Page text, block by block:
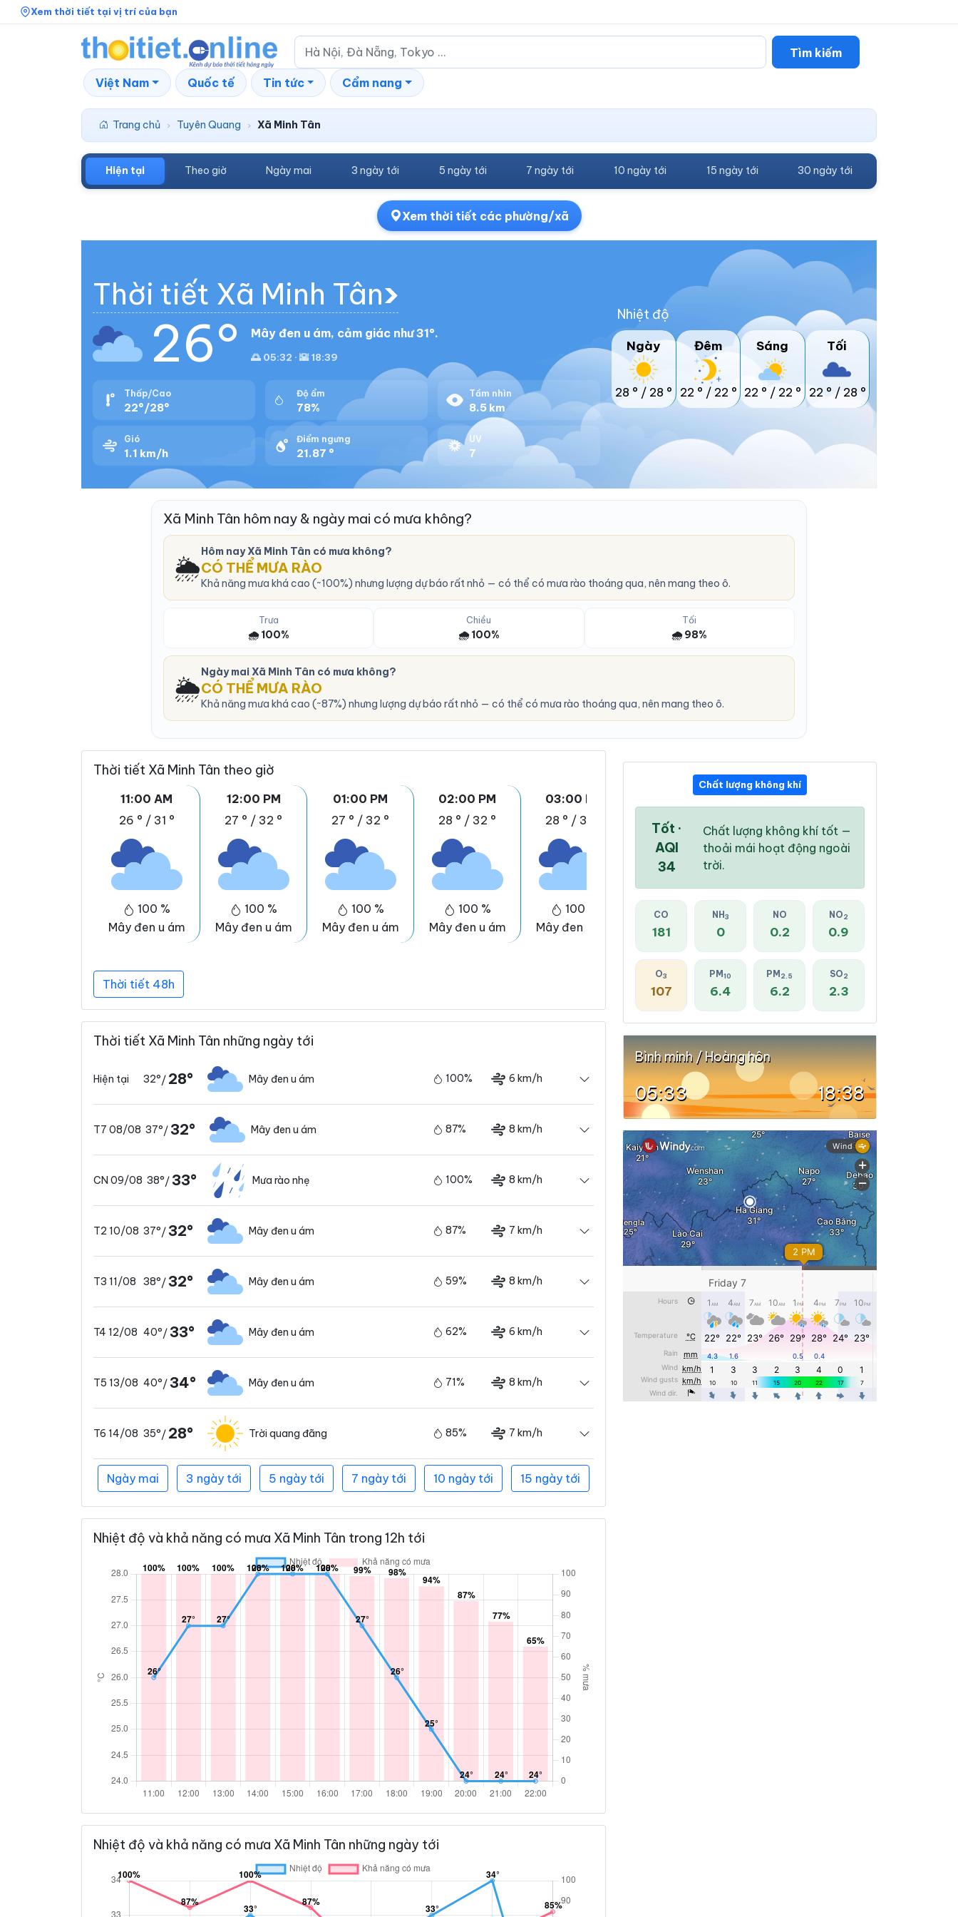
Xem thời tiết tại vị trí của bạn
Tìm kiếm
Việt Nam Quốc tế Tin tức Cẩm nang
Trang chủ › Tuyên Quang › Xã Minh Tân
Hiện tại Theo giờ Ngày mai 3 ngày tới 5 ngày tới 7 ngày tới 10 ngày tới 15 ngày tới 30 ngày tới
Xem thời tiết các phường/xã
Thời tiết Xã Minh Tân
26° Mây đen u ám, cảm giác như 31°.
🌅 05:32 · 🌇 18:39
Thấp/Cao
22°/28°
Độ ẩm
78%
Tầm nhìn
8.5 km
Gió
1.1 km/h
Điểm ngưng
21.87 °
UV
7
Nhiệt độ
Ngày
28 ° / 28 °
Đêm
22 ° / 22 °
Sáng
22 ° / 22 °
Tối
22 ° / 28 °
Xã Minh Tân hôm nay & ngày mai có mưa không?
🌦️
Hôm nay Xã Minh Tân có mưa không?
CÓ THỂ MƯA RÀO
Khả năng mưa khá cao (~100%) nhưng lượng dự báo rất nhỏ — có thể có mưa rào thoáng qua, nên mang theo ô.
Trưa
🌧️ 100%
Chiều
🌧️ 100%
Tối
🌧️ 98%
🌦️
Ngày mai Xã Minh Tân có mưa không?
CÓ THỂ MƯA RÀO
Khả năng mưa khá cao (~87%) nhưng lượng dự báo rất nhỏ — có thể có mưa rào thoáng qua, nên mang theo ô.
Thời tiết Xã Minh Tân theo giờ
11:00 AM
26 ° / 31 °
100 %
Mây đen u ám
12:00 PM
27 ° / 32 °
100 %
Mây đen u ám
01:00 PM
27 ° / 32 °
100 %
Mây đen u ám
02:00 PM
28 ° / 32 °
100 %
Mây đen u ám
03:00 PM
28 ° / 32 °
100 %
Mây đen u ám
04:00 PM
28 °
Mây đen u ám
05:00 PM
99 %
Mây đen u ám
Thời tiết 48h
Thời tiết Xã Minh Tân những ngày tới
Hiện tại 32°/ 28° Mây đen u ám 100% 6 km/h
T7 08/08 37°/32° Mây đen u ám 87% 8 km/h
CN 09/08 38°/33° Mưa rào nhẹ 100% 8 km/h
T2 10/08 37°/32° Mây đen u ám 87% 7 km/h
T3 11/08 38°/32° Mây đen u ám 59% 8 km/h
T4 12/08 40°/33° Mây đen u ám 62% 6 km/h
T5 13/08 40°/34° Mây đen u ám 71% 8 km/h
T6 14/08 35°/ 28° Trời quang đãng 85% 7 km/h
Ngày mai 3 ngày tới 5 ngày tới 7 ngày tới 10 ngày tới 15 ngày tới
Nhiệt độ và khả năng có mưa Xã Minh Tân trong 12h tới
Nhiệt độ và khả năng có mưa Xã Minh Tân những ngày tới
Chất lượng không khí
Tốt ·
AQI
34
Chất lượng không khí tốt —
thoải mái hoạt động ngoài
trời.
CO
181
NH 3
0
NO
0.2
NO2
0.9
O3
107
PM 10
6.4
PM 2.5
6.2
SO2
2.3
Bình minh / Hoàng hôn
05:33 18:38